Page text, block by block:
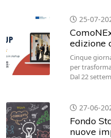
25-07-
edizione
Cinque
per
Dal 22
27-06-
Fondo
nuove